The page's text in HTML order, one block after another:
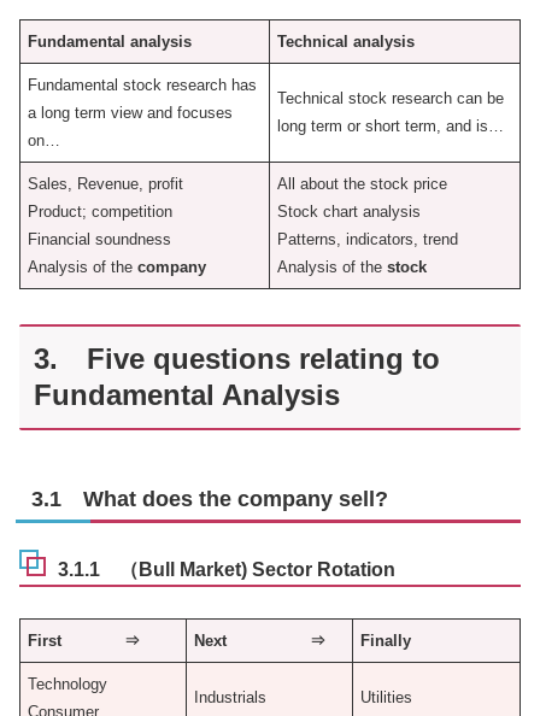
Fundamental analysis Technical analysis
Fundamental stock research has
a long term view and focuses
on…
Technical stock research can be
long term or short term, and is…
Sales, Revenue, profit
Product; competition
Financial soundness
Analysis of the company
All about the stock price
Stock chart analysis
Patterns, indicators, trend
Analysis of the stock
3. Five questions relating to
Fundamental Analysis
3.1 What does the company sell?
3.1.1 （Bull Market) Sector Rotation
First ⇒ Next ⇒ Finally
Technology
Consumer
Industrials
Utilities